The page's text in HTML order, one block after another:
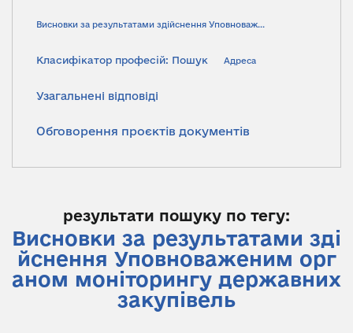
Висновки за результатами здійснення Уповноваж...
Класифікатор професій: Пошук Адреса
Узагальнені відповіді
Обговорення проєктів документів
результати пошуку по тегу:
Висновки за результатами зді
йснення Уповноваженим орг
аном моніторингу державних
закупівель